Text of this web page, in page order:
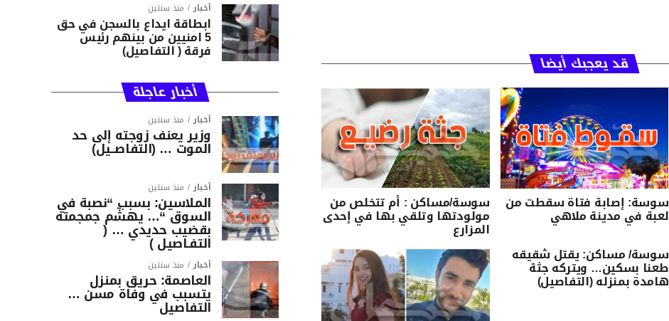
قد يعجبك أيضا
سوسة: إصابة فتاة سقطت من
لعبة في مدينة ملاهي
سوسة/مساكن : أم تتخلص من
مولودتها وتلقي بها في إحدى
المزارع
سوسة/ مساكن: يقتل شقيقه
طعنا بسكين… ويتركه جثة
هامدة بمنزله (التفاصيل)
أخبار منذ سنتين
ابطاقة ايداع بالسجن في حق
5 امنيين من بينهم رئيس
فرقة ( التفاصيل)
أخبار عاجلة
أخبار منذ سنتين
وزير يعنف زوجته إلى حد
الموت … (التفاصــيل)
أخبار منذ سنتين
الملاسين: بسبب “نصبة في
السوق “… يهشّم جمجمته
بقضيب حديدي … (
التفـاصيل )
أخبار منذ سنتين
العاصمة: حريق بمنزل
يتسبب في وفاة مسن …
التفاصيل